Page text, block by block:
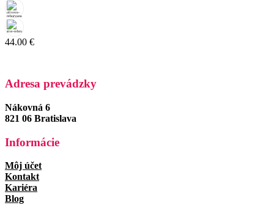
44.00 €
Adresa prevádzky
Nákovná 6
821 06 Bratislava
Informácie
Môj účet
Kontakt
Kariéra
Blog